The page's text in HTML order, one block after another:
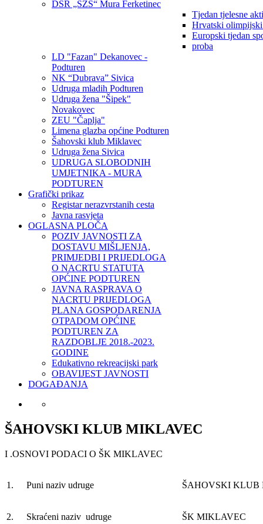
DSR „SZS“ Mura Ferketinec
Tjedan tjelesne
Hrvatski
Europski tjedan
proba
LD "Fazan" Dekanovec -
Podturen
NK “Dubrava” Sivica
Udruga mladih Podturen
Udruga žena "Šipek"
Novakovec
ZEU "Čaplja"
Limena glazba općine Podturen
Šahovski klub Miklavec
Udruga žena Sivica
UDRUGA SLOBODNIH
UMJETNIKA - MURA
PODTUREN
Grafički prikaz
Registar nerazvrstanih cesta
Javna rasvjeta
OGLASNA PLOČA
POZIV JAVNOSTI ZA
DOSTAVU MIŠLJENJA,
PRIMJEDBI I PRIJEDLOGA
O NACRTU STATUTA
OPĆINE PODTUREN
JAVNA RASPRAVA O
NACRTU PRIJEDLOGA
PLANA GOSPODARENJA
OTPADOM OPĆINE
PODTUREN ZA
RAZDOBLJE 2018.-2023.
GODINE
Edukativno rekreacijski park
OBAVIJEST JAVNOSTI
DOGAĐANJA
ŠAHOVSKI KLUB MIKLAVEC
I .OSNOVI PODACI O ŠK MIKLAVEC
1. Puni naziv udruge ŠAHOVSKI KLUB
2. Skraćeni naziv udruge ŠK MIKLAVEC